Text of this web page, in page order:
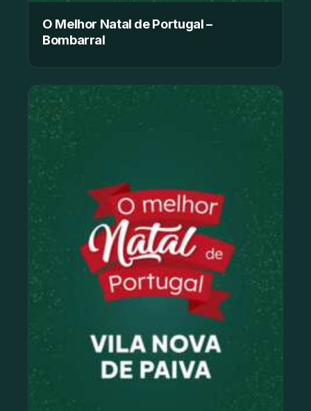
O Melhor Natal de Portugal –
Bombarral